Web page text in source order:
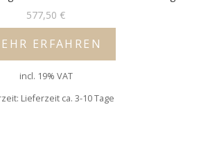
577,50 €
ERFAHREN
incl. 19% VAT
Lieferzeit ca. 3-10 Tage